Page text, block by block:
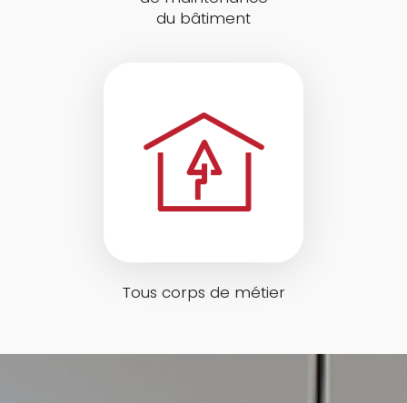
du bâtiment
Tous corps de métier